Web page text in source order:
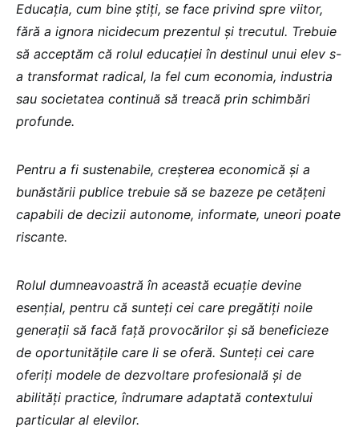
Educația, cum bine știți, se face privind spre viitor,
fără a ignora nicidecum prezentul și trecutul. Trebuie
să acceptăm că rolul educației în destinul unui elev s-
a transformat radical, la fel cum economia, industria
sau societatea continuă să treacă prin schimbări
profunde.
Pentru a fi sustenabile, creșterea economică și a
bunăstării publice trebuie să se bazeze pe cetățeni
capabili de decizii autonome, informate, uneori poate
riscante.
Rolul dumneavoastră în această ecuație devine
esențial, pentru că sunteți cei care pregătiți noile
generații să facă față provocărilor și să beneficieze
de oportunitățile care li se oferă. Sunteți cei care
oferiți modele de dezvoltare profesională și de
abilități practice, îndrumare adaptată contextului
particular al elevilor.